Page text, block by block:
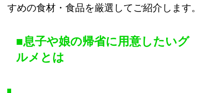
すめの食材・食品を厳選してご紹介します。
■息子や娘の帰省に用意したいグ
ルメとは